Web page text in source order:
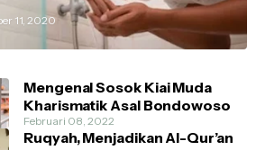
11, 2020
Mengenal Sosok Kiai Muda
Kharismatik Asal Bondowoso
Februari 08, 2022
Ruqyah, Menjadikan Al-Qur’an